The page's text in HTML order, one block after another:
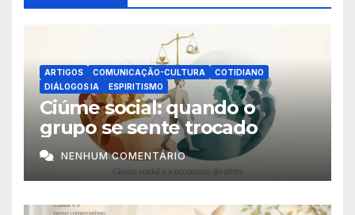
ARTIGOS COMUNICAÇÃO-CULTURA
COTIDIANO
DIÁLOGOS IA
ESPIRITISMO
Ciúme social: quando o
grupo se sente trocado
NENHUM COMENTÁRIO